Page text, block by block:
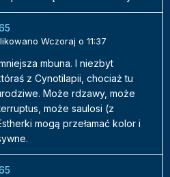
Wczoraj o 11:37
mbuna. I niezbyt
z Cynotilapii, chociaż tu
Może rdzawy, może
może saulosi (z
mogą przełamać kolor i